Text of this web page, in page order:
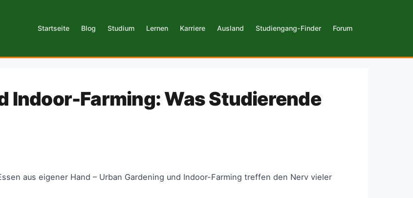
Startseite Blog Studium Lernen Karriere Ausland Studiengang-Finder Forum
Indoor-Farming: Was Studierende
aus eigener Hand – Urban Gardening und Indoor-Farming treffen den Nerv vieler